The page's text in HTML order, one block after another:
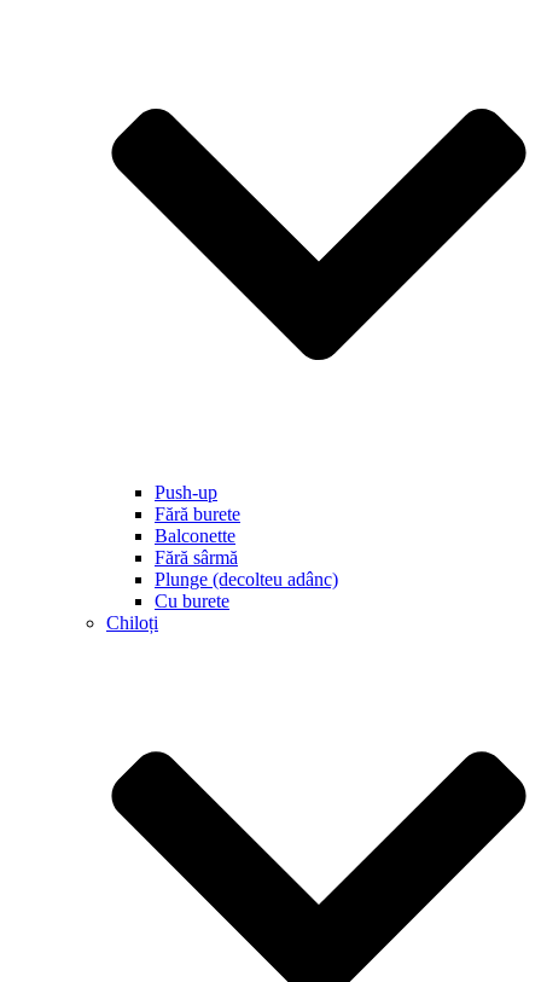
Push-up
Fără burete
Balconette
Fără sârmă
Plunge (decolteu adânc)
Cu burete
Chiloți